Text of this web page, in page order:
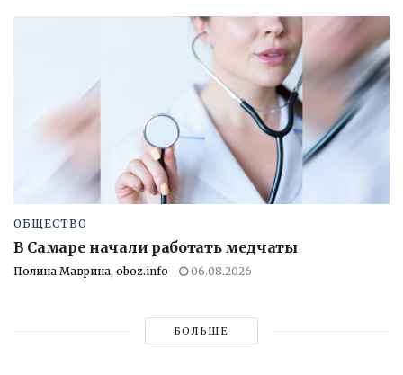
ОБЩЕСТВО
В Самаре начали работать медчаты
Полина Маврина, oboz.info 06.08.2026
БОЛЬШЕ